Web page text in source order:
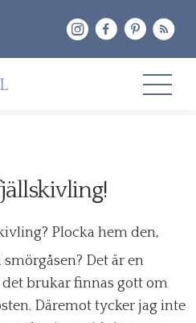
Plocka hem den,
Det är en
brukar finnas gott om
Däremot tycker jag inte